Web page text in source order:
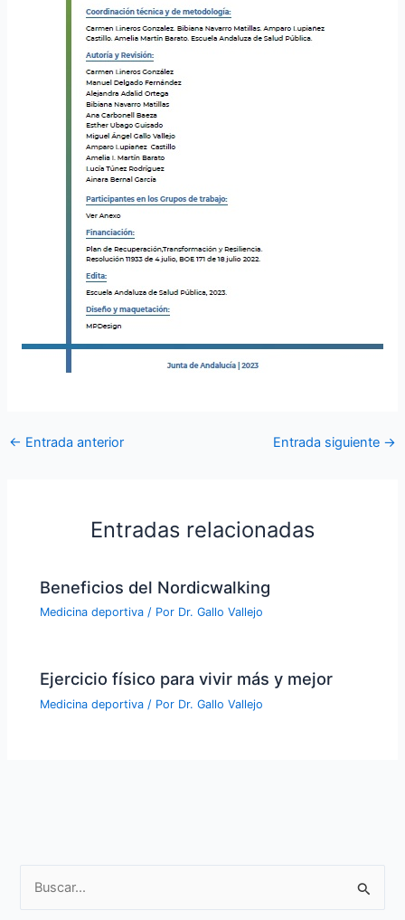
← Entrada anterior Entrada siguiente →
Entradas relacionadas
Beneficios del Nordicwalking
Medicina deportiva / Por Dr. Gallo Vallejo
Ejercicio físico para vivir más y mejor
Medicina deportiva / Por Dr. Gallo Vallejo